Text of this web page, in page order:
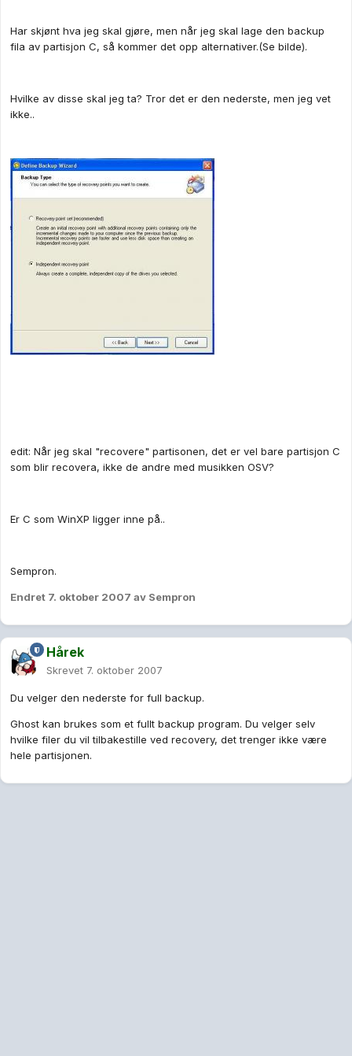
Har skjønt hva jeg skal gjøre, men når jeg skal lage den backup
fila av partisjon C, så kommer det opp alternativer.(Se bilde).
Hvilke av disse skal jeg ta? Tror det er den nederste, men jeg vet
ikke..
edit: Når jeg skal "recovere" partisonen, det er vel bare partisjon C
som blir recovera, ikke de andre med musikken OSV?
Er C som WinXP ligger inne på..
Sempron.
Endret 7. oktober 2007 av Sempron
Hårek
Skrevet 7. oktober 2007
Du velger den nederste for full backup.
Ghost kan brukes som et fullt backup program. Du velger selv
hvilke filer du vil tilbakestille ved recovery, det trenger ikke være
hele partisjonen.